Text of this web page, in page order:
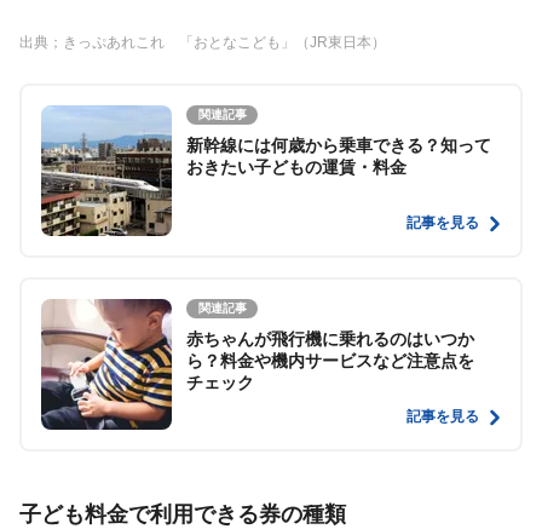
出典；きっぷあれこれ 「おとなこども」（JR東日本）
関連記事
新幹線には何歳から乗車できる？知って
おきたい子どもの運賃・料金
記事を見る
関連記事
赤ちゃんが飛行機に乗れるのはいつか
ら？料金や機内サービスなど注意点を
チェック
記事を見る
子ども料金で利用できる券の種類